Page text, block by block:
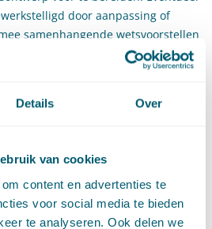
Details Over
van cookies
content en advertenties te
voor social media te bieden
te analyseren. Ook delen we
door aanpassing of
samenhangende wetsvoorstellen
van de Omgevingswet.
monitoring en evaluatie worden
oog op de beoogde bijdrage aan
een bepaling opgenomen om
als op basis van de resultaten
evaluatie blijkt dat dit nodig is met
van de kwaliteit van de fysieke